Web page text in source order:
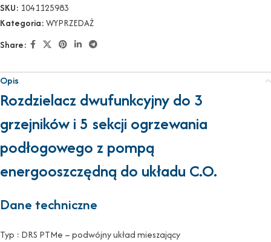
SKU: 1041125983
Kategoria:WYPRZEDAŻ
Share:
Opis
Rozdzielacz dwufunkcyjny do 3
grzejników i 5 sekcji ogrzewania
podłogowego z pompą
energooszczędną do układu C.O.
Dane techniczne
Typ : DRS PTMe – podwójny układ mieszający